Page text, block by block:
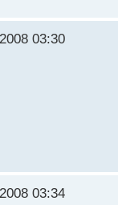
03:30
03:34